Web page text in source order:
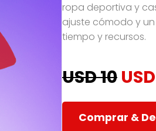
ropa deportiva y
ajuste cómodo y
tiempo y recursos.
USD 10
Comprar &